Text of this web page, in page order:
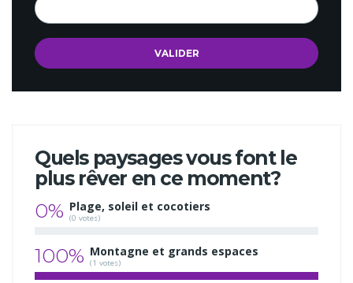
Quels paysages vous font le
plus rêver en ce moment?
0% Plage, soleil et cocotiers
(0 votes)
100% Montagne et grands espaces
(1 votes)